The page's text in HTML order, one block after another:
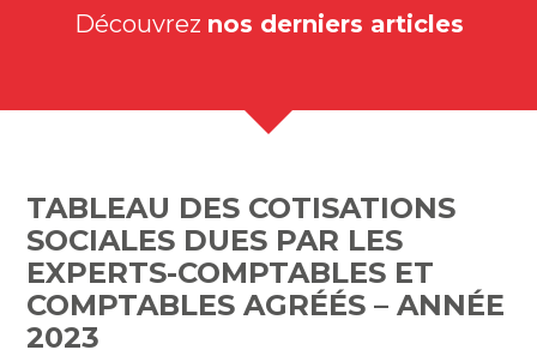
Découvrez nos derniers articles
TABLEAU DES COTISATIONS
SOCIALES DUES PAR LES
EXPERTS-COMPTABLES ET
COMPTABLES AGRÉÉS – ANNÉE
2023